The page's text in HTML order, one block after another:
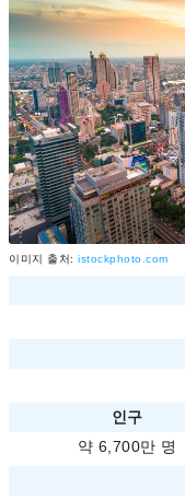
이미지 출처: istockphoto.com
인구
약 6,700만 명